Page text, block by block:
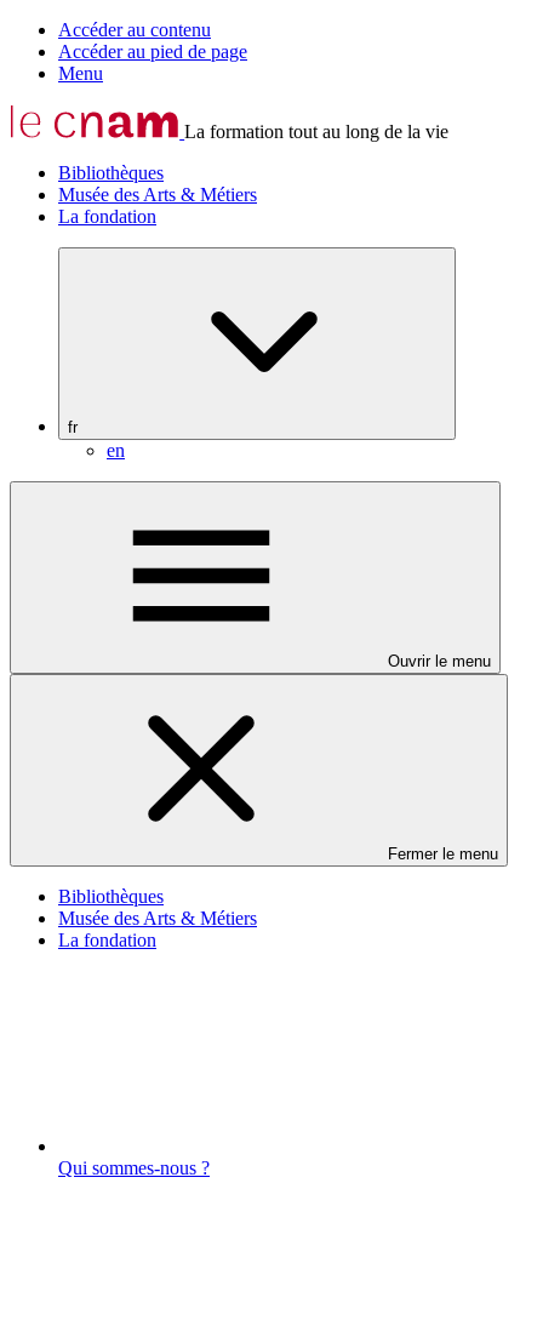
Accéder au contenu
Accéder au pied de page
Menu
La formation tout au long de la vie
Bibliothèques
Musée des Arts & Métiers
La fondation
fr
en
Ouvrir le menu
Fermer le menu
Bibliothèques
Musée des Arts & Métiers
La fondation
Qui sommes-nous ?